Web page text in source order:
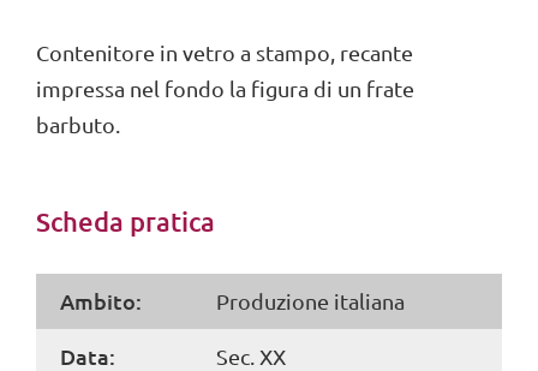
Contenitore in vetro a stampo, recante
impressa nel fondo la figura di un frate
barbuto.
Scheda pratica
Ambito: Produzione italiana
Data: Sec. XX